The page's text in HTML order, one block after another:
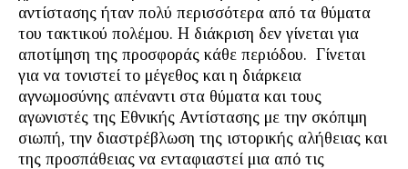
αντίστασης ήταν πολύ περισσότερα από τα θύματα
του τακτικού πολέμου. Η διάκριση δεν γίνεται για
αποτίμηση της προσφοράς κάθε περιόδου. Γίνεται
για να τονιστεί το μέγεθος και η διάρκεια
αγνωμοσύνης απέναντι στα θύματα και τους
αγωνιστές της Εθνικής Αντίστασης με την σκόπιμη
σιωπή, την διαστρέβλωση της ιστορικής αλήθειας και
της προσπάθειας να ενταφιαστεί μια από τις